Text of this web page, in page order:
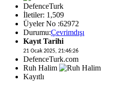
DefenceTurk
İletiler: 1,509
Üyeler No :62972
Durumu:Çevrimdışı
Kayıt Tarihi
21 Ocak 2025, 21:46:26
DefenceTurk.com
Ruh Halim
Kayıtlı